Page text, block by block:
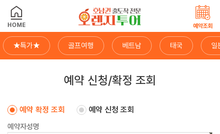
HOME 예약조회
★특가★ 골프여행 베트남 태국 일
예약 신청/확정 조회
예약 확정 조회 예약 신청 조회
예약자성명